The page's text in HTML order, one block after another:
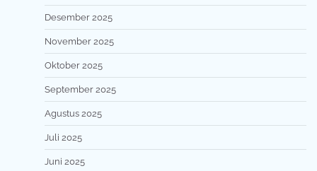
Desember 2025
November 2025
Oktober 2025
September 2025
Agustus 2025
Juli 2025
Juni 2025